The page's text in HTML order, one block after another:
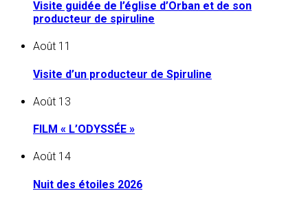
Visite guidée de l’église d’Orban et de son
producteur de spiruline
Août 11
Visite d’un producteur de Spiruline
Août 13
FILM « L’ODYSSÉE »
Août 14
Nuit des étoiles 2026